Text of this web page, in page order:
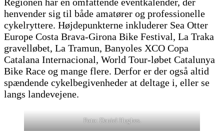
henvender sig til både amatører og professionelle
cykelryttere. Højdepunkterne inkluderer Sea Otter
Europe Costa Brava-Girona Bike Festival, La Traka
gravelløbet, La Tramun, Banyoles XCO Copa
Catalana Internacional, World Tour-løbet Catalunya
Bike Race og mange flere. Derfor er der også altid
spændende cykelbegivenheder at deltage i, eller se
langs landevejene.
Foto: Daniel Hughes.